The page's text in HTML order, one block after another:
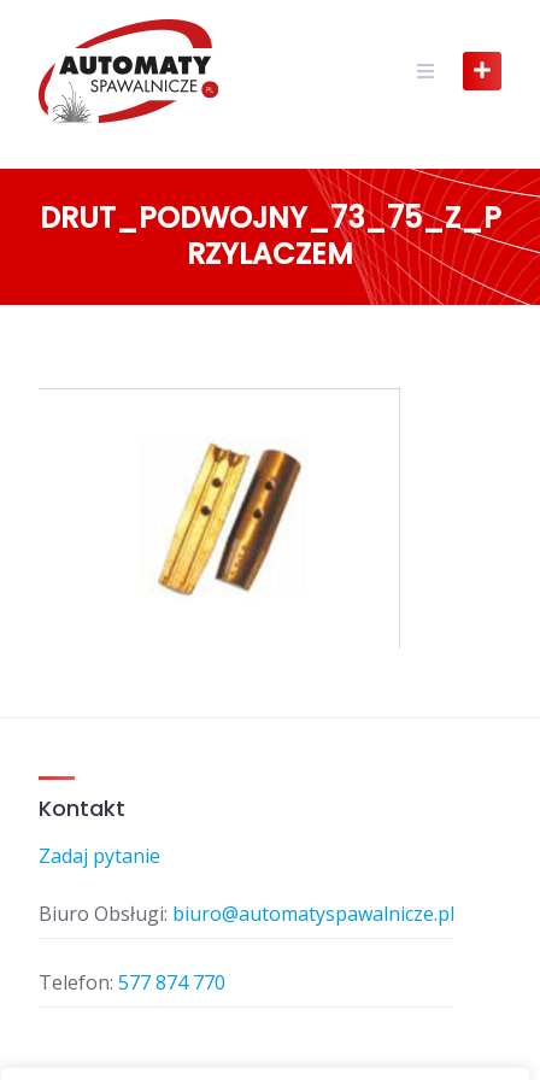
content
DRUT_PODWOJNY_73_75_Z_P
RZYLACZEM
Kontakt
Zadaj pytanie
Biuro Obsługi: biuro@automatyspawalnicze.pl
Telefon: 577 874 770